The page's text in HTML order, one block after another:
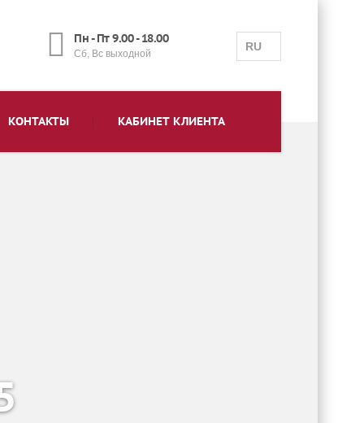
Пн - Пт 9.00 - 18.00
Сб, Вс выходной
RU
КОНТАКТЫ КАБИНЕТ КЛИЕНТА